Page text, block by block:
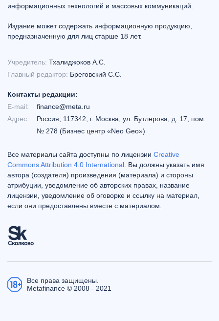
информационных технологий и массовых коммуникаций.
Издание может содержать информационную продукцию,
предназначенную для лиц старше 18 лет.
Учредитель: Тхалиджоков А.С.
Главный редактор: Бреговский С.С.
Контакты редакции:
E-mail:
finance@meta.ru
Адрес:
Россия, 117342, г. Москва, ул. Бутлерова, д. 17, пом.
№ 278 (Бизнес центр «Neo Geo»)
Все материалы сайта доступны по лицензии Creative
Commons Attribution 4.0 International . Вы должны указать имя
автора (создателя) произведения (материала) и стороны
атрибуции, уведомление об авторских правах, название
лицензии, уведомление об оговорке и ссылку на материал,
если они предоставлены вместе с материалом.
Все права защищены.
Metafinance © 2008 - 2021